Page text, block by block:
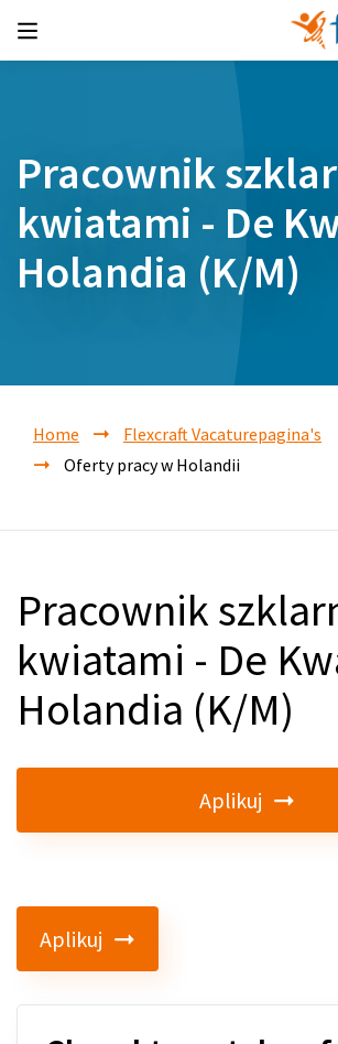
Pracownik
kwiatami - De
Holandia (K/M)
Home
Flexcraft Vacaturepagina's
Oferty pracy w Holandii
Pracownik
kwiatami - De
Holandia (K/M)
Aplikuj
Aplikuj